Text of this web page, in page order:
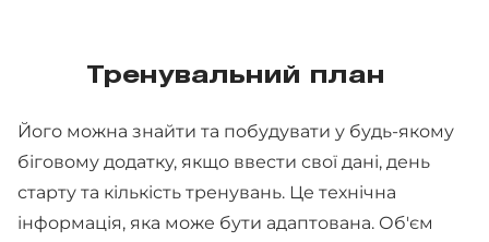
Тренувальний план
Його можна знайти та побудувати у будь-якому
біговому додатку, якщо ввести свої дані, день
старту та кількість тренувань. Це технічна
інформація, яка може бути адаптована. Об'єм